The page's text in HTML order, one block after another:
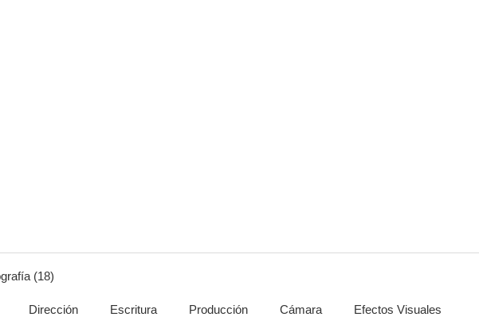
(18)
Dirección Escritura Producción Cámara Efectos Visuales